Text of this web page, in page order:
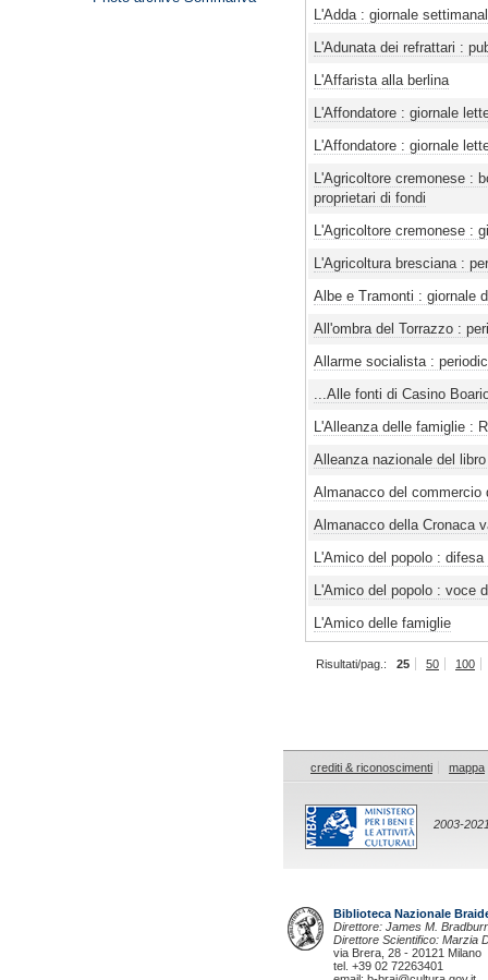
Biblioteca Nazionale
Direttore: James M.
Direttore Scientifico: Marzia
via Brera, 28 - 20121 Milano
tel. +39 02 72263401